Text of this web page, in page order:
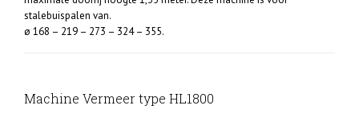
stalebuispalen van.
ø 168 – 219 – 273 – 324 – 355.
Machine Vermeer type HL1800